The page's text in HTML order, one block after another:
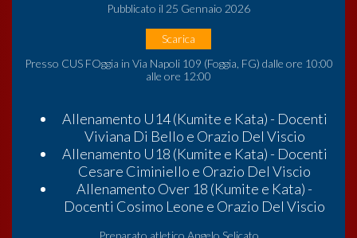
Pubblicato il 25 Gennaio 2026
Scarica
Presso CUS FOggia in Via Napoli 109 (Foggia, FG) dalle ore 10:00
alle ore 12:00
Allenamento U14 (Kumite e Kata) - Docenti
Viviana Di Bello e Orazio Del Viscio
Allenamento U18 (Kumite e Kata) - Docenti
Cesare Ciminiello e Orazio Del Viscio
Allenamento Over 18 (Kumite e Kata) -
Docenti Cosimo Leone e Orazio Del Viscio
Preparato atletico Angelo Selicato